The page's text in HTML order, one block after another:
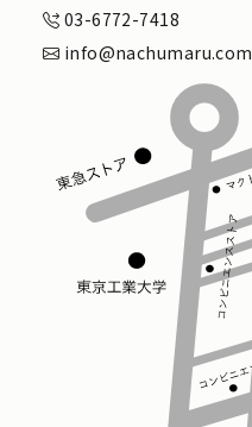
03-6772-7418
info@nachumaru.com